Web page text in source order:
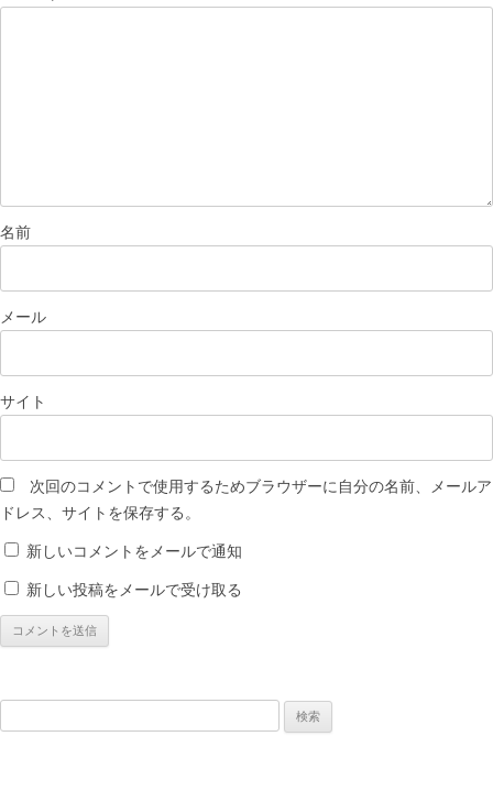
名前
メール
サイト
次回のコメントで使用するためブラウザーに自分の名前、メールア
ドレス、サイトを保存する。
新しいコメントをメールで通知
新しい投稿をメールで受け取る